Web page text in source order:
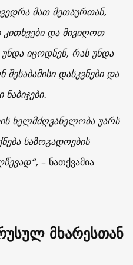
მათ მეთაურთან,
და მივიღოთ
იცოდნენ, რას უნდა
დასკვნები და
ხელმძღვანელობა უარს
საზოგადოების
– ნათქვამია
მხარესთან